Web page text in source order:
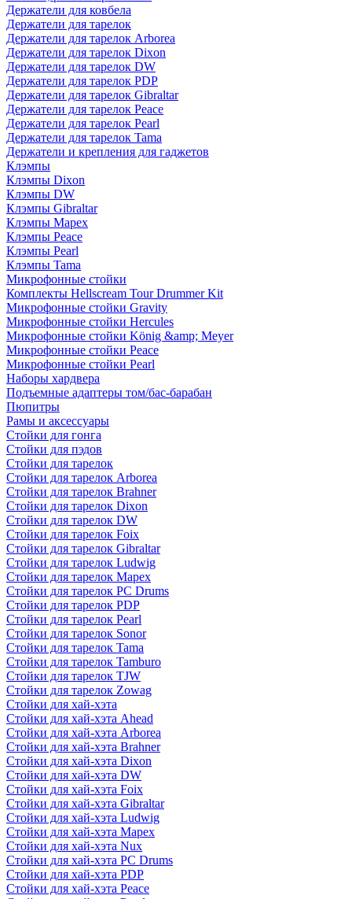
Держатели для ковбела
Держатели для тарелок
Держатели для тарелок Arborea
Держатели для тарелок Dixon
Держатели для тарелок DW
Держатели для тарелок PDP
Держатели для тарелок Gibraltar
Держатели для тарелок Peace
Держатели для тарелок Pearl
Держатели для тарелок Tama
Держатели и крепления для гаджетов
Клэмпы
Клэмпы Dixon
Клэмпы DW
Клэмпы Gibraltar
Клэмпы Mapex
Клэмпы Peace
Клэмпы Pearl
Клэмпы Tama
Микрофонные стойки
Комплекты Hellscream Tour Drummer Kit
Микрофонные стойки Gravity
Микрофонные стойки Hercules
Микрофонные стойки König &amp; Meyer
Микрофонные стойки Peace
Микрофонные стойки Pearl
Наборы хардвера
Подъемные адаптеры том/бас-барабан
Пюпитры
Рамы и аксессуары
Стойки для гонга
Стойки для пэдов
Стойки для тарелок
Стойки для тарелок Arborea
Стойки для тарелок Brahner
Стойки для тарелок Dixon
Стойки для тарелок DW
Стойки для тарелок Foix
Стойки для тарелок Gibraltar
Стойки для тарелок Ludwig
Стойки для тарелок Mapex
Стойки для тарелок PC Drums
Стойки для тарелок PDP
Стойки для тарелок Pearl
Стойки для тарелок Sonor
Стойки для тарелок Tama
Стойки для тарелок Tamburo
Стойки для тарелок TJW
Стойки для тарелок Zowag
Стойки для хай-хэта
Стойки для хай-хэта Ahead
Стойки для хай-хэта Arborea
Стойки для хай-хэта Brahner
Стойки для хай-хэта Dixon
Стойки для хай-хэта DW
Стойки для хай-хэта Foix
Стойки для хай-хэта Gibraltar
Стойки для хай-хэта Ludwig
Стойки для хай-хэта Mapex
Стойки для хай-хэта Nux
Стойки для хай-хэта PC Drums
Стойки для хай-хэта PDP
Стойки для хай-хэта Peace